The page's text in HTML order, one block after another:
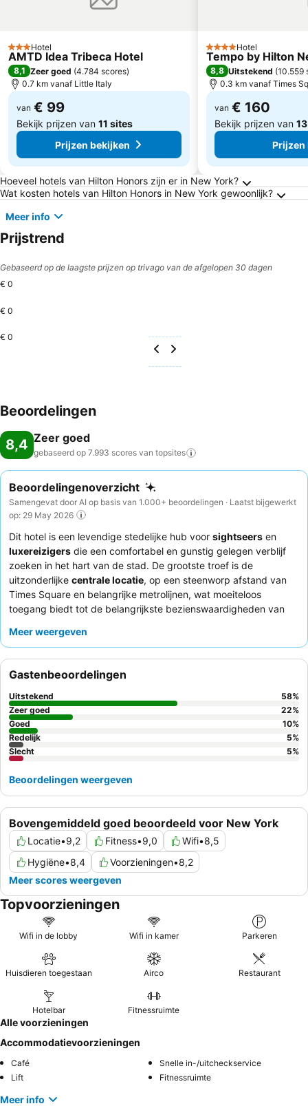
3 Sterren
Hotel
AMTD Idea Tribeca Hotel
8,1 Zeer goed (4.784 scores)
0.7 km vanaf Little Italy
van € 99
Bekijk prijzen van 11 sites
Prijzen bekijken
4 SterrenHotel
Tempo by Hilton
8,8 Uitstekend (10.559
0.3 km vanaf Times
van € 160
Bekijk prijzen van
Prijzen
Veelgestelde vragen over New York
Hoeveel hotels van Hilton Honors zijn er in New York?
Wat kosten hotels van Hilton Honors in New York gewoonlijk?
Meer info
Prijstrend
Gebaseerd op de laagste prijzen op trivago van de afgelopen 30 dagen
€ 0
€ 0
€ 0
Beoordelingen
8,4 Zeer goed
gebaseerd op 7.993 scores van topsites
Beoordelingenoverzicht
Samengevat door AI op basis van 1.000+ beoordelingen · Laatst bijgewerkt
op: 29 May 2026
Dit hotel is een levendige stedelijke hub voor sightseers en
luxereizigers die een comfortabel en gunstig gelegen verblijf
zoeken in het hart van de stad. De grootste troef is de
uitzonderlijke centrale locatie, op een steenworp afstand van
Times Square en belangrijke metrolijnen, wat moeiteloos
toegang biedt tot de belangrijkste bezienswaardigheden van
goed uitgeruste, ruime en moderne
personeel, naast het uitstekende ontbijt en de heerlijke
eetgelegenheden, waaronder een recent vernieuwd menu met
dieetopties. Voor een rustiger verblijf kunnen gasten overwegen
een kamer op een hogere verdieping aan te vragen.
Meer weergeven
Bovengemiddeld goed beoordeeld voor New York
Locatie•9,2 Fitness•9,0 Wifi•8,5
Hygiëne•8,4 Voorzieningen•8,2
Meer scores weergeven
Gastenbeoordelingen
Uitstekend 58%
Zeer goed
22%
Goed
10%
Redelijk
5%
Slecht
5%
Beoordelingen weergeven
Topvoorzieningen
Wifi in de lobby Wifi in kamer Parkeren
Huisdieren toegestaan Airco Restaurant
Hotelbar Fitnessruimte
Alle voorzieningen
Accommodatievoorzieningen
Café
Snelle in-/uitcheckservice
Lift
Fitnessruimte
Meer info